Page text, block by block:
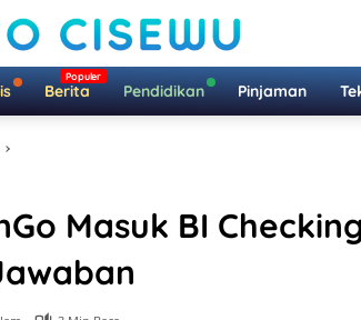
Berita Pendidikan Pinjaman
Masuk BI